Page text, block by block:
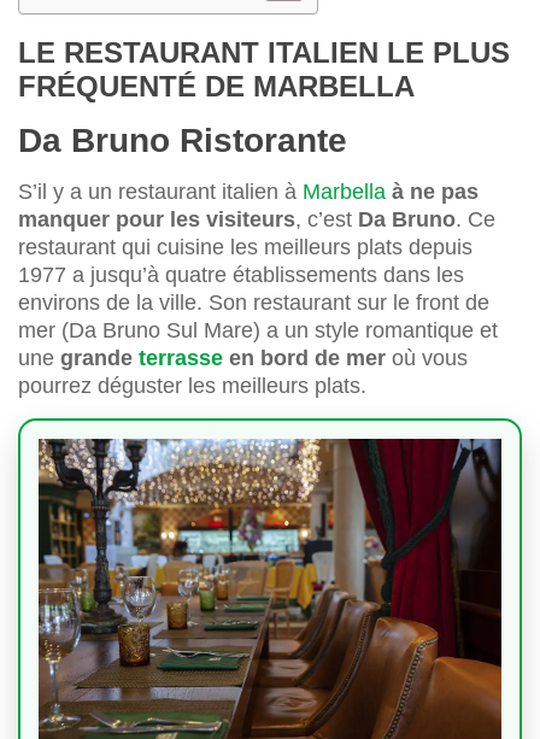
LE RESTAURANT ITALIEN LE PLUS
FRÉQUENTÉ DE MARBELLA
Da Bruno Ristorante
S’il y a un restaurant italien à Marbella à ne pas
manquer pour les visiteurs, c’est Da Bruno. Ce
restaurant qui cuisine les meilleurs plats depuis
1977 a jusqu’à quatre établissements dans les
environs de la ville. Son restaurant sur le front de
mer (Da Bruno Sul Mare) a un style romantique et
une grande terrasse en bord de mer où vous
pourrez déguster les meilleurs plats.